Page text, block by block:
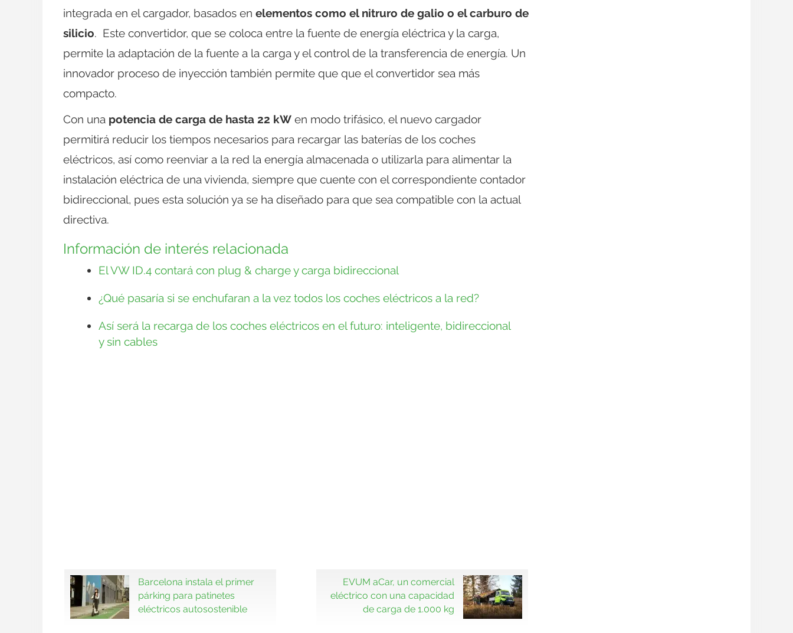
integrada en el cargador, basados en elementos como el nitruro de galio o el carburo de
silicio. Este convertidor, que se coloca entre la fuente de energía eléctrica y la carga,
permite la adaptación de la fuente a la carga y el control de la transferencia de energía. Un
innovador proceso de inyección también permite que que el convertidor sea más
compacto.
Con una potencia de carga de hasta 22 kW en modo trifásico, el nuevo cargador
permitirá reducir los tiempos necesarios para recargar las baterías de los coches
eléctricos, así como reenviar a la red la energía almacenada o utilizarla para alimentar la
instalación eléctrica de una vivienda, siempre que cuente con el correspondiente contador
bidireccional, pues esta solución ya se ha diseñado para que sea compatible con la actual
directiva.
Información de interés relacionada
El VW ID.4 contará con plug & charge y carga bidireccional
¿Qué pasaría si se enchufaran a la vez todos los coches eléctricos a la red?
Así será la recarga de los coches eléctricos en el futuro: inteligente, bidireccional
y sin cables
Barcelona instala el primer
párking para patinetes
eléctricos autosostenible
EVUM aCar, un comercial
eléctrico con una capacidad
de carga de 1.000 kg